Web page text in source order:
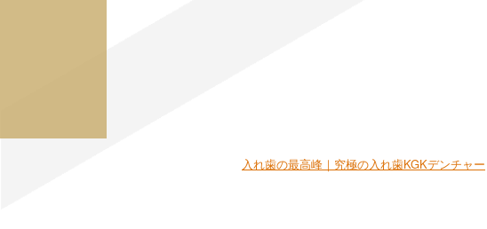
入れ歯の最高峰｜究極の入れ歯KGKデンチャー